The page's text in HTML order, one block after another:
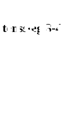
3-4